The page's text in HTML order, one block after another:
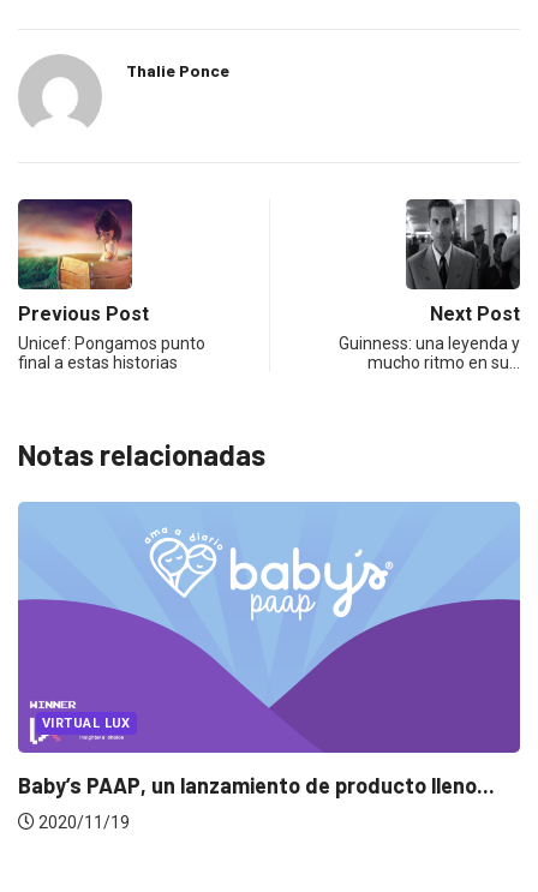
Thalie Ponce
Previous Post
Unicef: Pongamos punto
final a estas historias
Next Post
Guinness: una leyenda y
mucho ritmo en su…
Notas relacionadas
UNCATEGORIZED